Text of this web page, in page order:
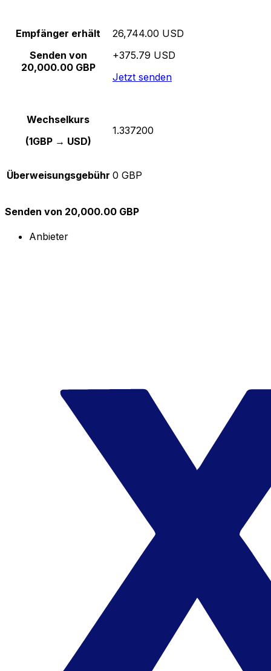
Empfänger erhält
Senden von
20,000.00 GBP
26,744.00 USD
+375.79 USD
Jetzt senden
Wechselkurs
(1GBP → USD)
1.337200
Überweisungsgebühr 0 GBP
Senden von 20,000.00 GBP
Anbieter